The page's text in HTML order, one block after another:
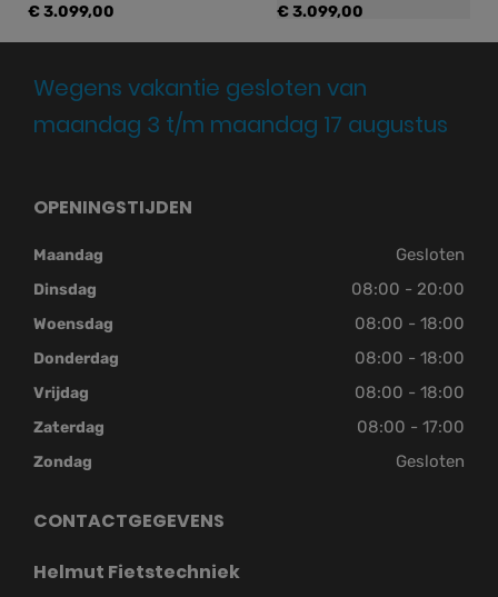
€ 3.099,00 € 3.099,00
Wegens vakantie gesloten van
maandag 3 t/m maandag 17 augustus
OPENINGSTIJDEN
Maandag Gesloten
Dinsdag 08:00 - 20:00
Woensdag 08:00 - 18:00
Donderdag 08:00 - 18:00
Vrijdag 08:00 - 18:00
Zaterdag 08:00 - 17:00
Zondag Gesloten
CONTACTGEGEVENS
Helmut Fietstechniek